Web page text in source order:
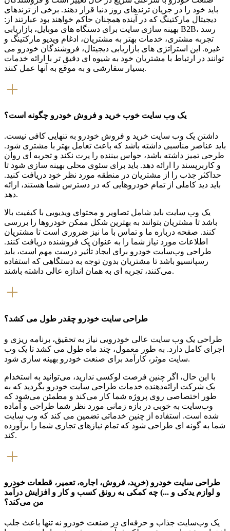
باید خود را در جریان ترندهای روز دنیا قرار دهند. برخی از ترندهای
دیجیتال مارکتینگ که در آینده همچنان حاکم خواهند بود عبارتند از:
بهینه سازی سایت برای دستگاه های موبایل، بازاریابی B2B، رسد
تجربه مشتری، خدمات بهتر به مشتریان، ادغام ویدیو مارکتینگ و
غیره. این استراتژی های بازاریابی دیجیتال، فروشندگان خودرو می
توانند در ارتباط با مشتریان خود به شیوه ای دقیق تر با ارائه خدمات
بسیار سفارشی و به موقع به آنها عمل کنند.
یک وب سایت خوب خرید و فروش خودرو چگونه است؟
داشتن یک وب سایت خرید و فروش خودرو به تنهایی کافی نیست.
باید عناصر مناسبی داشته باشد که باعث تعامل بهتر با مشتری شود.
طرحی تمیز داشته باشد، حواس بیننده را پرت نکند و تجربه ای روان
و کاربرپسند را ارائه دهد. باید برای سئوی محلی بهینه سازی شود تا
حداکثر جذب را از مشتریان در منطقه مورد نظر خود دریافت کنید.
باید دید کاملی از تمام خودروهایی که در دسترس شما هستند، ارائه
دهد.
یک وب سایت باید شامل تصاویر و محتوای ویدیویی با کیفیت بالا
باشد تا مشتریان بتوانند به بهترین شکل ممکن خودروها را بررسی
کنند. صفحه درباره ما و تماس با ما نیز ضروری است تا مشتریان
اطلاعات مورد نیاز شما را به عنوان یک فروشنده دریافت کنند.
طراحی وب‌سایت خودرو برای ایجاد تأثیر درست مهم است، باید
رسپانسیو باشد تا مشتریان بدون توجه به دستگاهی که استفاده
می‌کنند، تجربه ای به همان اندازه عالی داشته باشند.
طراحی سایت خودرو چقدر طول می کشد؟
طراحی یک وب سایت عالی خودرویی نیاز به تحقیق، برنامه ریزی و
اجرای کامل دارد. به طور معمول، چند ماه طول می کشد تا یک وب
سایت موثر، کارآمد برای صنعت خودرو بهینه سازی شود.
با این حال، اگر چنین فرصت لوکسی ندارید، می‌توانید به استخدام
یک شرکت ارائه‌دهنده خدمات طراحی سایت خودرو بگردید که به
طور اختصاصی روی پروژه شما کار می‌کند و مطمئن می‌شود که
وب‌سایت به خوبی در بازه زمانی مورد نظر شما طراحی و آماده
شده است. استفاده از چنین خدماتی تضمین می کند که وب سایت
شما به گونه ای طراحی شود که تمام نیازهای تجاری شما را برآورده
کند.
طراحی سایت خودرو (خرید، فروش، اجاره، تعمیر، قطعات خودرو
و لوازم یدکی و ...) چه کمکی به رونق کسب و کار و افزایش درآمد
من می‌کند؟
یک وب‌سایت جذاب و حرفه‌ای در صنعت خودرو نه تنها باعث جلب